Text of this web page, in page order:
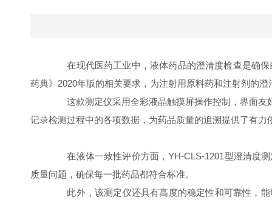
在现代医药工业中，液体药品的澄清度检查是确保
药典》2020年版的相关要求，为注射用原料药和注射剂的
这款测定仪采用全彩液晶触摸屏操作控制，界面友
记录检测过程中的各项数据，为药品质量的追溯提供了有力
在液体一致性评价方面，YH-CLS-1201型澄清度测
质量问题，确保每一批药品都符合标准。
此外，该测定仪还具有高度的稳定性和可靠性，能